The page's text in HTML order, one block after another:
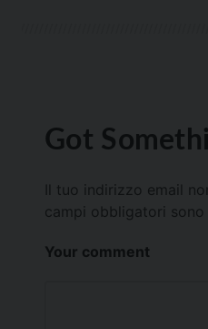
Got
Il tuo indirizzo email
campi obbligatori sono
Your comment